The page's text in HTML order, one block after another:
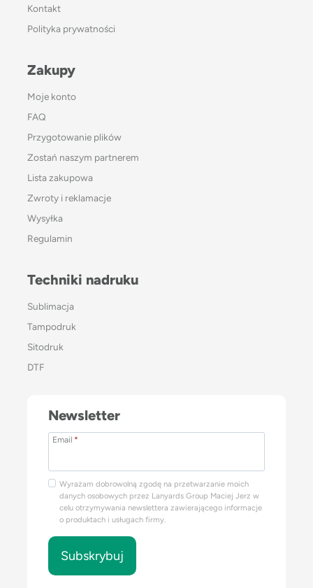
Kontakt
Polityka prywatności
Zakupy
Moje konto
FAQ
Przygotowanie plików
Zostań naszym partnerem
Lista zakupowa
Zwroty i reklamacje
Wysyłka
Regulamin
Techniki nadruku
Sublimacja
Tampodruk
Sitodruk
DTF
Newsletter
Email *
Wyrażam dobrowolną zgodę na przetwarzanie moich
danych osobowych przez Lanyards Group Maciej Jerz w
celu otrzymywania newslettera zawierającego informacje
o produktach i usługach firmy.
Subskrybuj